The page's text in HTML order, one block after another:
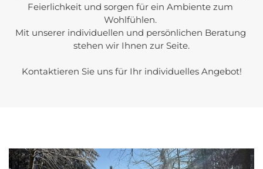
Feierlichkeit und sorgen für ein Ambiente zum
Wohlfühlen.
Mit unserer individuellen und persönlichen Beratung
stehen wir Ihnen zur Seite.
Kontaktieren Sie uns für Ihr individuelles Angebot!